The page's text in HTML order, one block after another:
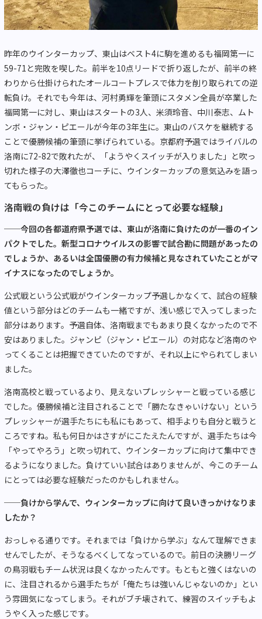
昨年のウインターカップ、東山はベスト4に駒を進めるも福岡第一に
59-71と完敗を喫した。前半を10点リードで折り返したが、前半の終
わりから仕掛けられたオールコートプレスで体力を削り取られての逆
転負け。それでも今年は、河村勇輝を筆頭にスタメン全員が卒業した
福岡第一に対し、東山はスタートの3人、米須玲音、中川泰志、ムト
ンボ・ジャン・ピエールが今年の3年生に。東山のバスケを継続する
ことで優勝候補の筆頭に挙げられている。京都府予選ではライバルの
洛南に72-82で敗れたが、「ようやくスイッチが入りました」と吹っ
切れた様子の大澤徹也コーチに、ウインターカップの意気込みを語っ
てもらった。
洛南戦の負けは「今このチームにとって必要な経験」
──今回の各都道府県予選では、東山が洛南に負けたのが一番のイン
パクトでした。新型コロナウイルスの影響で試合勘に問題があったの
でしょうか、あるいは全国優勝の有力候補と見なされていたことがマ
イナスになったのでしょうか。
公式戦という公式戦がウインターカップ予選しかなくて、試合の経験
値という部分はどのチームも一緒ですが、浅い感じで入ってしまった
部分はあります。予選自体、洛南戦までもあまり良くなかったので不
安はありました。ジャンピ（ジャン・ピエール）の対応など洛南のや
ってくることは把握できていたのですが、それ以上にやられてしまい
ました。
洛南高校と戦っているより、見えないプレッシャーと戦っている感じ
でした。優勝候補と注目されることで「勝たなきゃいけない」という
プレッシャーが選手たちにも私にもあって、相手よりも自分と戦うと
ころですね。私も何日かはさすがにこたえたんですが、選手たちは今
「やってやろう」と吹っ切れて、ウインターカップに向けて集中でき
るようになりました。負けていい試合はありませんが、今このチーム
にとっては必要な経験だったのかもしれません。
──負けから学んで、ウィンターカップに向けて良いきっかけなりま
したか？
おっしゃる通りです。それまでは「負けから学ぶ」なんて理解できま
せんでしたが、そうなるべくしてなっているので。前日の決勝リーグ
の鳥羽戦もチーム状況は良くなかったんです。もともと強くはないの
に、注目されるから選手たちが「俺たちは強いんじゃないのか」とい
う雰囲気になってしまう。それがブチ壊されて、練習のスイッチもよ
うやく入った感じです。